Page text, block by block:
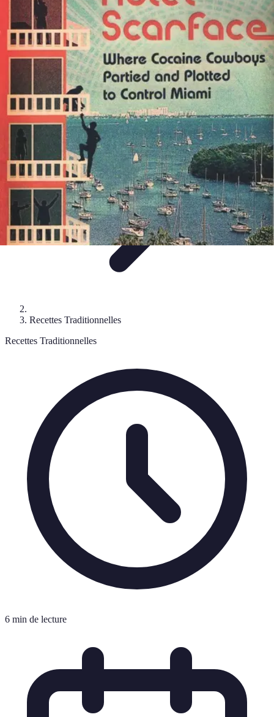
Cuisine Bretonne
Recettes et PâtisseriesRecettes et TraditionsRecettesRecettes
TraditionnellesAccords Mets et Vins
Cuisine Bretonne
Recettes Traditionnelles
Recettes Traditionnelles
6 min de lecture